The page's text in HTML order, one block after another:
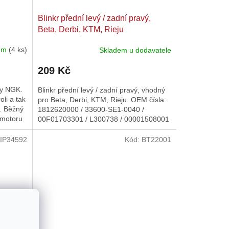
(4 ks)
NGK.
a tak
Běžný
Blinkr přední levý / zadní pravý,
Beta, Derbi, KTM, Rieju
Skladem u dodavatele
209 Kč
Blinkr přední levý / zadní pravý, vhodný
pro Beta, Derbi, KTM, Rieju. OEM čísla:
1812620000 / 33600-SE1-0040 /
00F01703301 / L300738 / 00001508001
/ 35604-30F00 / 5BR-H3340-00.
IP34592
Kód: BT22001